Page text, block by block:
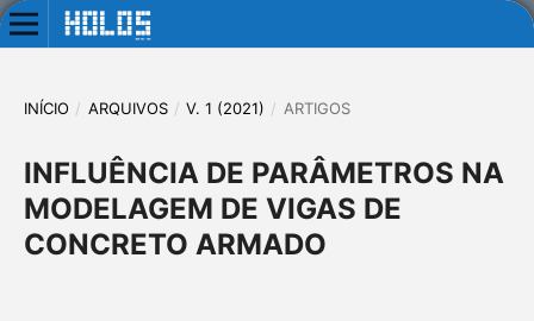
INÍCIO / ARQUIVOS / V. 1 (2021) / ARTIGOS
INFLUÊNCIA DE PARÂMETROS NA
MODELAGEM DE VIGAS DE
CONCRETO ARMADO